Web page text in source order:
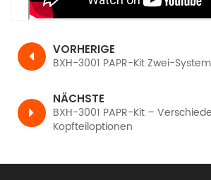
VORHERIGE
BXH-3001 PAPR-Kit Zwei-
NÄCHSTE
BXH-3001 PAPR-Kit –
Kopfteiloptionen